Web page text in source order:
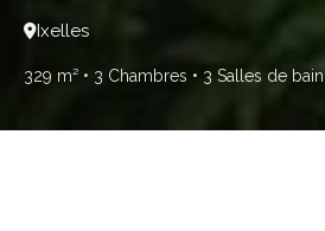
Ixelles
329 m² • 3 Chambres • 3 Salles de bain